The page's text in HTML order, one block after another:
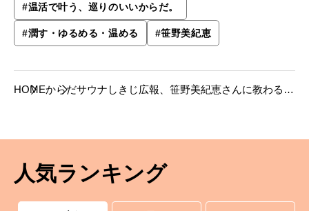
#温活で叶う、巡りのいいからだ。
#潤す・ゆるめる・温める #笹野美紀恵
HOMEからだサウナしきじ広報、笹野美紀恵さんに教わる
人気ランキング